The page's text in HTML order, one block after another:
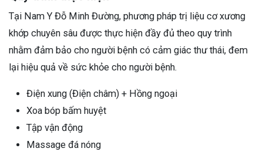
Tại Nam Y Đỗ Minh Đường, phương pháp trị liệu cơ xương
khớp chuyên sâu được thực hiện đầy đủ theo quy trình
nhằm đảm bảo cho người bệnh có cảm giác thư thái, đem
lại hiệu quả về sức khỏe cho người bệnh.
Điện xung (Điện châm) + Hồng ngoại
Xoa bóp bấm huyệt
Tập vận động
Massage đá nóng